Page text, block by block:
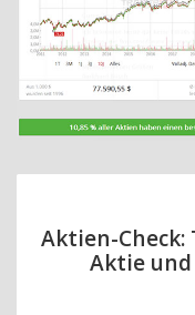
Aktien-
Aktie